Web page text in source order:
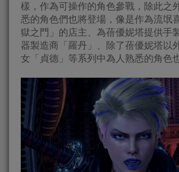
樣，作為可操作的角色參戰，除此之
悉的角色們也將登場，像是作為流氓
獄之門」的店主、為蓓優妮塔提供手
器製造商「羅丹」、除了蓓優妮塔以
女「貞德」等系列中為人熟悉的角色